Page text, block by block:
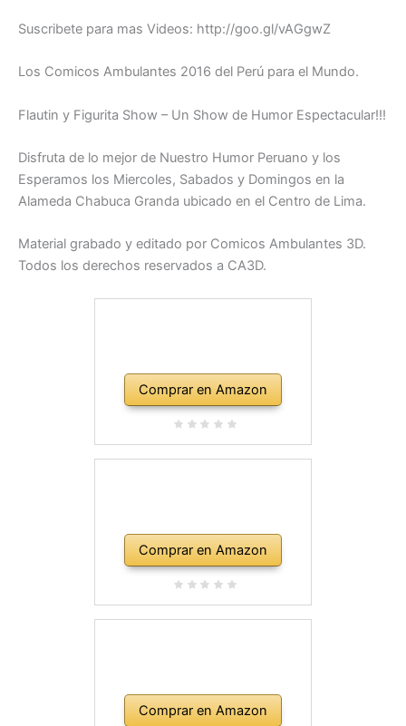
Suscribete para mas Videos: http://goo.gl/vAGgwZ
Los Comicos Ambulantes 2016 del Perú para el Mundo.
Flautin y Figurita Show – Un Show de Humor Espectacular!!!
Disfruta de lo mejor de Nuestro Humor Peruano y los
Esperamos los Miercoles, Sabados y Domingos en la
Alameda Chabuca Granda ubicado en el Centro de Lima.
Material grabado y editado por Comicos Ambulantes 3D.
Todos los derechos reservados a CA3D.
Comprar en Amazon
Comprar en Amazon
Comprar en Amazon